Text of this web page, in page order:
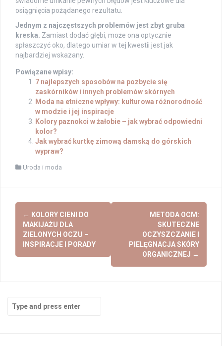
osiągnięcia pożądanego rezultatu.
Jednym z najczęstszych problemów jest zbyt gruba
kreska. Zamiast dodać głębi, może ona optycznie
spłaszczyć oko, dlatego umiar w tej kwestii jest jak
najbardziej wskazany.
Powiązane wpisy:
7 najlepszych sposobów na pozbycie się
zaskórników i innych problemów skórnych
Moda na etniczne wpływy: kulturowa różnorodność
w modzie i jej inspiracje
Kolory paznokci w żałobie – jak wybrać odpowiedni
kolor?
Jak wybrać kurtkę zimową damską do górskich
wypraw?
Uroda i moda
Post
navigation
← KOLORY CIENI DO
MAKIJAŻU DLA
ZIELONYCH OCZU –
INSPIRACJE I PORADY
METODA OCM:
SKUTECZNE
OCZYSZCZANIE I
PIELĘGNACJA SKÓRY
ORGANICZNEJ →
for: